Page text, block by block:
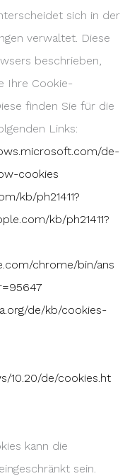
sich in der
verwaltet. Diese
beschrieben,
Ihre Cookie-
finden Sie für die
Links:
de-
cookies
kb/ph21411?
kb/ph21411?
chrome/bin/ans
de/kb/cookies-
10.20/de/cookies.ht
kann die
sein.